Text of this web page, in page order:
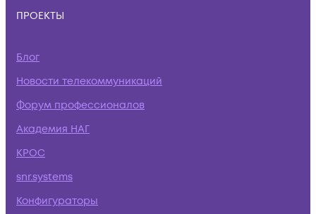
ПРОЕКТЫ
Блог
Новости телекоммуникаций
Форум профессионалов
Академия НАГ
КРОС
snr.systems
Конфигураторы